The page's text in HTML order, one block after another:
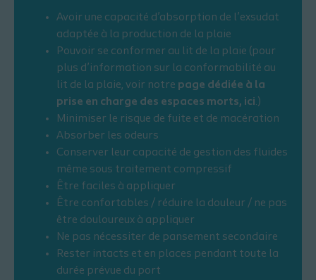
Avoir une capacité d’absorption de l’exsudat
adaptée à la production de la plaie
Pouvoir se conformer au lit de la plaie (pour
plus d’information sur la conformabilité au
lit de la plaie, voir notre page dédiée à la
prise en charge des espaces morts, ici.)
Minimiser le risque de fuite et de macération
Absorber les odeurs
Conserver leur capacité de gestion des fluides
même sous traitement compressif
Être faciles à appliquer
Être confortables / réduire la douleur / ne pas
être douloureux à appliquer
Ne pas nécessiter de pansement secondaire
Rester intacts et en places pendant toute la
durée prévue du port